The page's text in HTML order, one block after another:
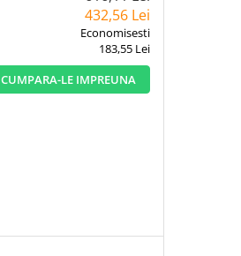
432,56 Lei
Economisesti
183,55 Lei
CUMPARA-LE IMPREUNA